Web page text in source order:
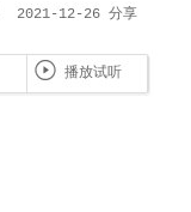
2021-12-26 分享
 播放试听